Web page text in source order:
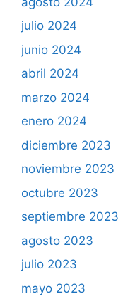
julio 2024
junio 2024
abril 2024
marzo 2024
enero 2024
diciembre 2023
noviembre 2023
octubre 2023
septiembre 2023
agosto 2023
julio 2023
mayo 2023